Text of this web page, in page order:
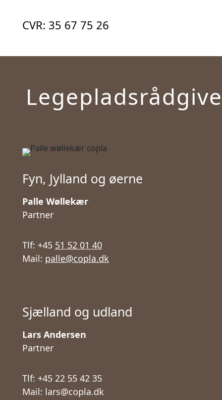
CVR: 35 67 75 26
Fyn, Jylland og øerne
Palle Wøllekær
Partner
Tlf: +45 51 52 01 40
Mail: palle@copla.dk
Sjælland og udland
Lars Andersen
Partner
Tlf: +45 22 55 42 35
Mail: lars@copla.dk